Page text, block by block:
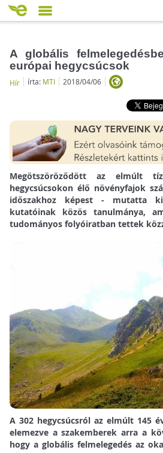
A globális
európai hegycsúcsok
Hír írta: MTI 2018/04/06
Megötszöröződött az elmúlt
hegycsúcsokon élő növényfajok
időszakhoz képest - mutatta
kutatóinak közös tanulmánya,
tudományos folyóiratban tettek
A 302 hegycsúcsról az elmúlt 145
elemezve a szakemberek arra a
hogy a globális felmelegedés az